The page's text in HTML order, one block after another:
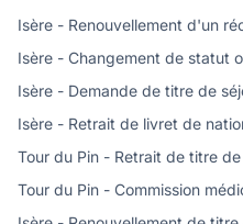
Isère - Renouvellement d'un
Isère - Changement de statut
Isère - Demande de titre de
Isère - Retrait de livret de
Tour du Pin - Retrait de titre
Tour du Pin - Commission